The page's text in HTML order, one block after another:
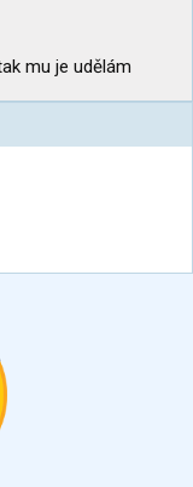
mu je udělám